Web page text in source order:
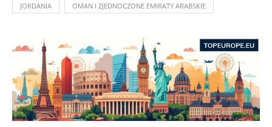
JORDANIA OMAN I ZJEDNOCZONE EMIRATY ARABSKIE